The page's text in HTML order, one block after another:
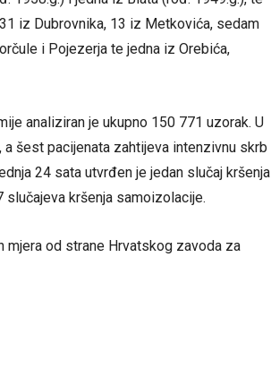
iz Dubrovnika, 13 iz Metkovića, sedam
i Pojezerja te jedna iz Orebića,
analiziran je ukupno 150 771 uzorak. U
šest pacijenata zahtijeva intenzivnu skrb
24 sata utvrđen je jedan slučaj kršenja
kršenja samoizolacije.
mjera od strane Hrvatskog zavoda za